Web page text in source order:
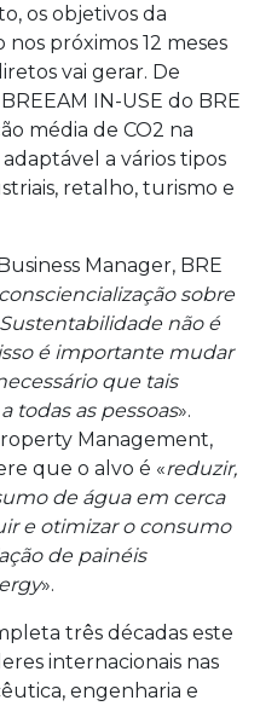
os objetivos da
próximos 12 meses
vai gerar. De
IN-USE do BRE
média de CO2 na
a vários tipos
retalho, turismo e
Manager, BRE
sobre
não é
é importante mudar
que tais
todas as pessoas».
Management,
que o alvo é «reduzir,
de água em cerca
e otimizar o consumo
de painéis
».
três décadas este
internacionais nas
engenharia e